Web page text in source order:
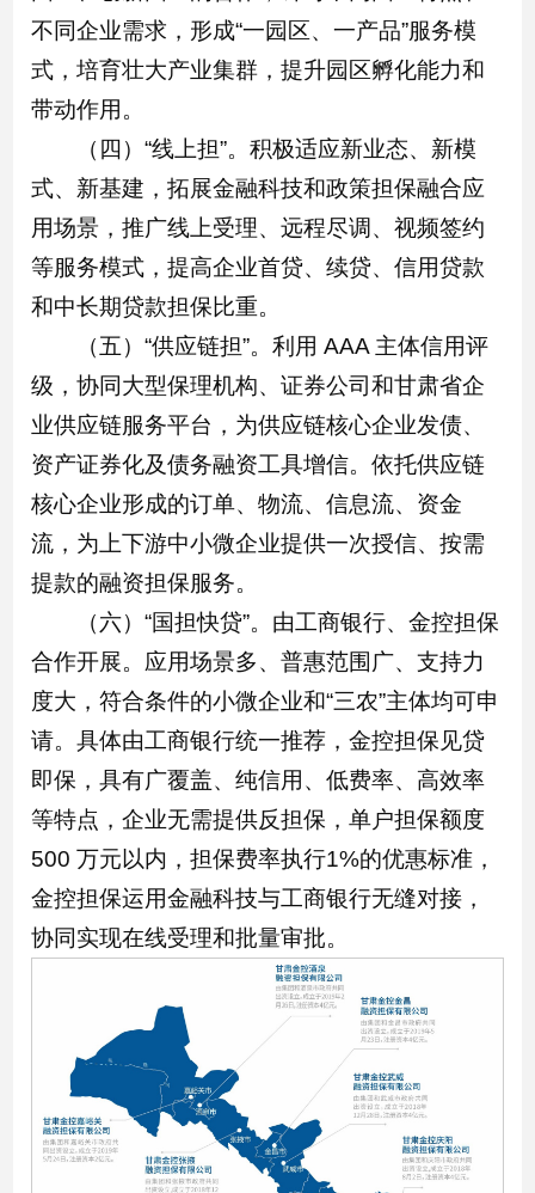
不同企业需求，形成“一园区、一产品”服务模
式，培育壮大产业集群，提升园区孵化能力和
带动作用。
（四）“线上担”。积极适应新业态、新模
式、新基建，拓展金融科技和政策担保融合应
用场景，推广线上受理、远程尽调、视频签约
等服务模式，提高企业首贷、续贷、信用贷款
和中长期贷款担保比重。
（五）“供应链担”。利用 AAA 主体信用评
级，协同大型保理机构、证券公司和甘肃省企
业供应链服务平台，为供应链核心企业发债、
资产证券化及债务融资工具增信。依托供应链
核心企业形成的订单、物流、信息流、资金
流，为上下游中小微企业提供一次授信、按需
提款的融资担保服务。
（六）“国担快贷”。由工商银行、金控担保
合作开展。应用场景多、普惠范围广、支持力
度大，符合条件的小微企业和“三农”主体均可申
请。具体由工商银行统一推荐，金控担保见贷
即保，具有广覆盖、纯信用、低费率、高效率
等特点，企业无需提供反担保，单户担保额度
500 万元以内，担保费率执行1%的优惠标准，
金控担保运用金融科技与工商银行无缝对接，
协同实现在线受理和批量审批。